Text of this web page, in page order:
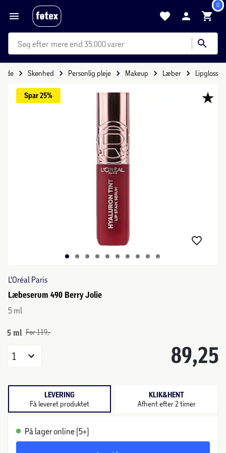
0
mere end 35.000 varer
Skønhed Personlig pleje Makeup Læber Lipgloss
Spar 25%
L'Oréal Paris
Læbeserum 490 Berry Jolie
5 ml
5 ml Før 119,-
89,25
1
LEVERING
Få leveret produktet
KLIK&HENT
Afhent efter 2 timer
På lager online (5+)